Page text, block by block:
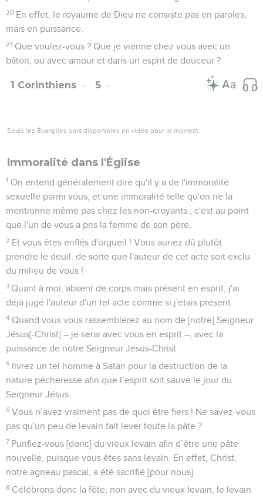
20 En effet, le royaume de Dieu ne consiste pas en paroles,
mais en puissance.
21 Que voulez-vous ? Que je vienne chez vous avec un
bâton, ou avec amour et dans un esprit de douceur ?
1 Corinthiens 5
Seuls les Évangiles sont disponibles en vidéo pour le moment.
Immoralité dans l'Église
1 On entend généralement dire qu'il y a de l'immoralité
sexuelle parmi vous, et une immoralité telle qu'on ne la
mentionne même pas chez les non-croyants ; c'est au point
que l'un de vous a pris la femme de son père.
2 Et vous êtes enflés d'orgueil ! Vous auriez dû plutôt
prendre le deuil, de sorte que l'auteur de cet acte soit exclu
du milieu de vous !
3 Quant à moi, absent de corps mais présent en esprit, j'ai
déjà jugé l'auteur d'un tel acte comme si j'étais présent.
4 Quand vous vous rassemblerez au nom de [notre] Seigneur
Jésus[-Christ] – je serai avec vous en esprit –, avec la
puissance de notre Seigneur Jésus-Christ
5 livrez un tel homme à Satan pour la destruction de la
nature pécheresse afin que l’esprit soit sauvé le jour du
Seigneur Jésus.
6 Vous n’avez vraiment pas de quoi être fiers ! Ne savez-vous
pas qu'un peu de levain fait lever toute la pâte ?
7 Purifiez-vous [donc] du vieux levain afin d’être une pâte
nouvelle, puisque vous êtes sans levain. En effet, Christ,
notre agneau pascal, a été sacrifié [pour nous].
8 Célébrons donc la fête, non avec du vieux levain, le levain